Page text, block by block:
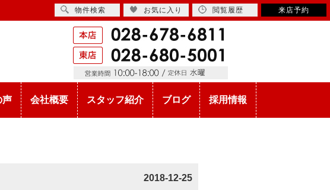
物件検索 お気に入り 閲覧履歴 来店予約
声 会社概要 スタッフ紹介 ブログ 採用情報
2018-12-25